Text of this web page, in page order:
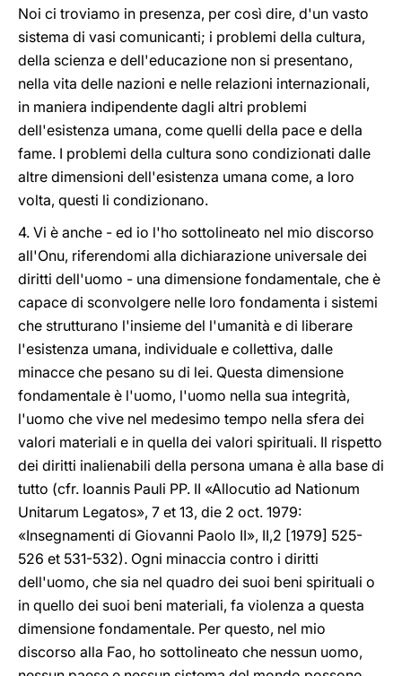
Noi ci troviamo in presenza, per così dire, d'un vasto
sistema di vasi comunicanti; i problemi della cultura,
della scienza e dell'educazione non si presentano,
nella vita delle nazioni e nelle relazioni internazionali,
in maniera indipendente dagli altri problemi
dell'esistenza umana, come quelli della pace e della
fame. I problemi della cultura sono condizionati dalle
altre dimensioni dell'esistenza umana come, a loro
volta, questi li condizionano.
4. Vi è anche - ed io l'ho sottolineato nel mio discorso
all'Onu, riferendomi alla dichiarazione universale dei
diritti dell'uomo - una dimensione fondamentale, che è
capace di sconvolgere nelle loro fondamenta i sistemi
che strutturano l'insieme del l'umanità e di liberare
l'esistenza umana, individuale e collettiva, dalle
minacce che pesano su di lei. Questa dimensione
fondamentale è l'uomo, l'uomo nella sua integrità,
l'uomo che vive nel medesimo tempo nella sfera dei
valori materiali e in quella dei valori spirituali. Il rispetto
dei diritti inalienabili della persona umana è alla base di
tutto (cfr. Ioannis Pauli PP. II «Allocutio ad Nationum
Unitarum Legatos», 7 et 13, die 2 oct. 1979:
«Insegnamenti di Giovanni Paolo II», II,2 [1979] 525-
526 et 531-532). Ogni minaccia contro i diritti
dell'uomo, che sia nel quadro dei suoi beni spirituali o
in quello dei suoi beni materiali, fa violenza a questa
dimensione fondamentale. Per questo, nel mio
discorso alla Fao, ho sottolineato che nessun uomo,